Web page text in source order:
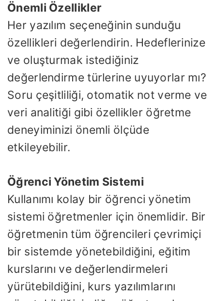
Önemli Özellikler
Her yazılım seçeneğinin sunduğu
özellikleri değerlendirin. Hedeflerinize
ve oluşturmak istediğiniz
değerlendirme türlerine uyuyorlar mı?
Soru çeşitliliği, otomatik not verme ve
veri analitiği gibi özellikler öğretme
deneyiminizi önemli ölçüde
etkileyebilir.
Öğrenci Yönetim Sistemi
Kullanımı kolay bir öğrenci yönetim
sistemi öğretmenler için önemlidir. Bir
öğretmenin tüm öğrencileri çevrimiçi
bir sistemde yönetebildiğini, eğitim
kurslarını ve değerlendirmeleri
yürütebildiğini, kurs yazılımlarını